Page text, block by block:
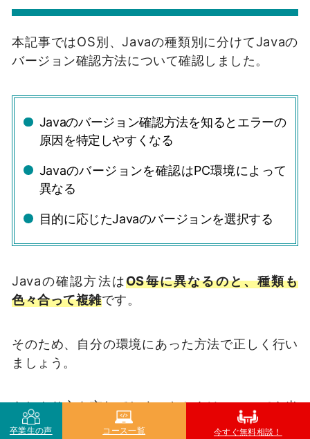
本記事ではOS別、Javaの種類別に分けてJavaの
バージョン確認方法について確認しました。
Javaのバージョン確認方法を知るとエラーの
原因を特定しやすくなる
Javaのバージョンを確認はPC環境によって
異なる
目的に応じたJavaのバージョンを選択する
Javaの確認方法はOS毎に異なるのと、種類も
色々合って複雑です。
そのため、自分の環境にあった方法で正しく行い
ましょう。
もしやり方を忘れてしまったときは、いつでも当
記事まで戻ってきてくださいね。
卒業生の声 コース一覧 今すぐ無料相談！